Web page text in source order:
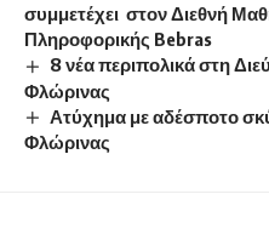
συμμετέχει στον Διεθνή
Πληροφορικής Bebras
8 νέα περιπολικά στη
Φλώρινας
Ατύχημα με αδέσποτο
Φλώρινας